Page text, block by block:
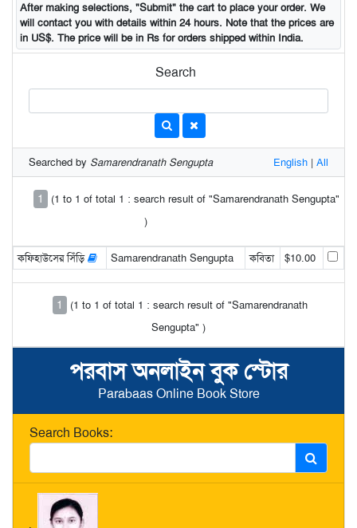
পরবাস অনলাইন বুক স্টোর
Parabaas Online Book Store
Search Books:
After making selections, "Submit" the cart to place your order. We
will contact you with details within 24 hours. Note that the prices are
in US$. The price will be in Rs for orders shipped within India.
Search
Searched by Samarendranath Sengupta English | All
1
(1 to 1 of total 1 : search result of "Samarendranath Sengupta"
)
কফিহাউসের সিঁড়ি Samarendranath Sengupta কবিতা $10.00
1
(1 to 1 of total 1 : search result of "Samarendranath
Sengupta" )